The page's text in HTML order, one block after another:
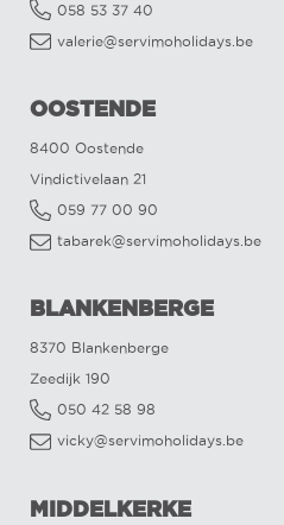
058 53 37 40
valerie@servimoholidays.be
OOSTENDE
8400 Oostende
Vindictivelaan 21
059 77 00 90
tabarek@servimoholidays.be
BLANKENBERGE
8370 Blankenberge
Zeedijk 190
050 42 58 98
vicky@servimoholidays.be
MIDDELKERKE